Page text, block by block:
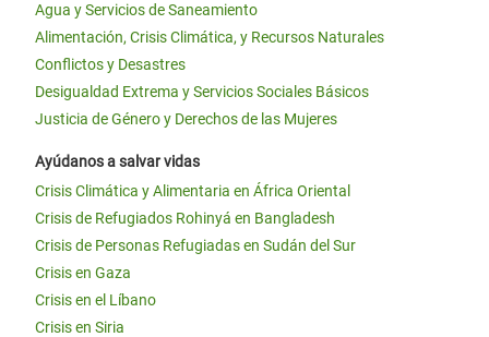
Agua y Servicios de Saneamiento
Alimentación, Crisis Climática, y Recursos Naturales
Conflictos y Desastres
Desigualdad Extrema y Servicios Sociales Básicos
Justicia de Género y Derechos de las Mujeres
Ayúdanos a salvar vidas
Crisis Climática y Alimentaria en África Oriental
Crisis de Refugiados Rohinyá en Bangladesh
Crisis de Personas Refugiadas en Sudán del Sur
Crisis en Gaza
Crisis en el Líbano
Crisis en Siria